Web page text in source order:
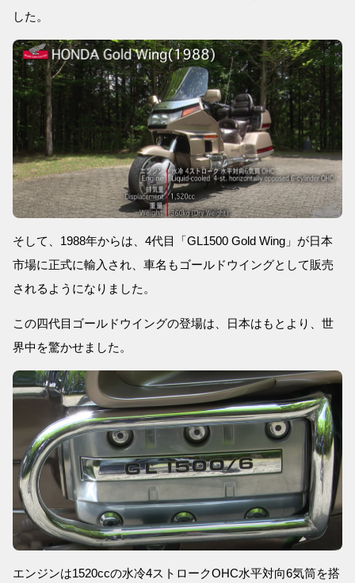
した。
そして、1988年からは、4代目「GL1500 Gold Wing」が日本
市場に正式に輸入され、車名もゴールドウイングとして販売
されるようになりました。
この四代目ゴールドウイングの登場は、日本はもとより、世
界中を驚かせました。
エンジンは1520ccの水冷4ストロークOHC水平対向6気筒を搭